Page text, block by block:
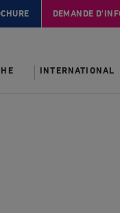
DEMANDE
INTERNATIONAL